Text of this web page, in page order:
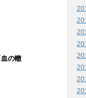
の轍